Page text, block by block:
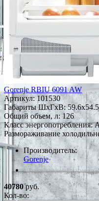
Gorenje RBIU 6091 AW
Артикул:101530
Габариты ШxГxВ:
Общий объем, л: 126
Класс энергопотребления:
Размораживание
Производитель:
Gorenje
*Наличие уточняйте у
40780руб.
Кол-во: